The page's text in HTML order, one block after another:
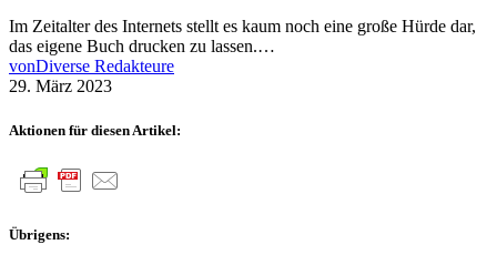
Im Zeitalter des Internets stellt es kaum noch eine große Hürde dar,
das eigene Buch drucken zu lassen.…
vonDiverse Redakteure
29. März 2023
Aktionen für diesen Artikel:
Übrigens: